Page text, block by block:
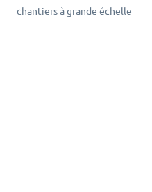
chantiers à grande échelle